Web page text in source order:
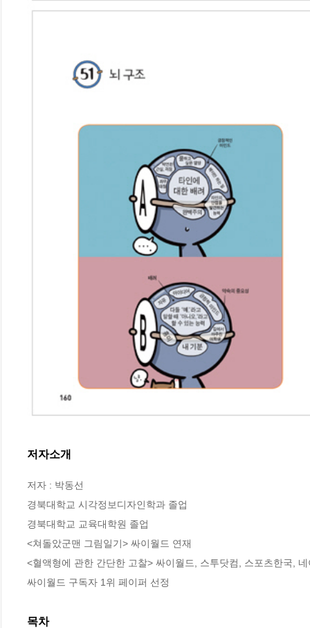
저자소개
저자 : 박동선
경북대학교 시각정보디자인학과 졸업
경북대학교 교육대학원 졸업
<쳐돌았군맨 그림일기> 싸이월드 연재
<혈액형에 관한 간단한 고찰> 싸이월드, 스투닷컴, 스포츠한국,
싸이월드 구독자 1위 페이퍼 선정
목차